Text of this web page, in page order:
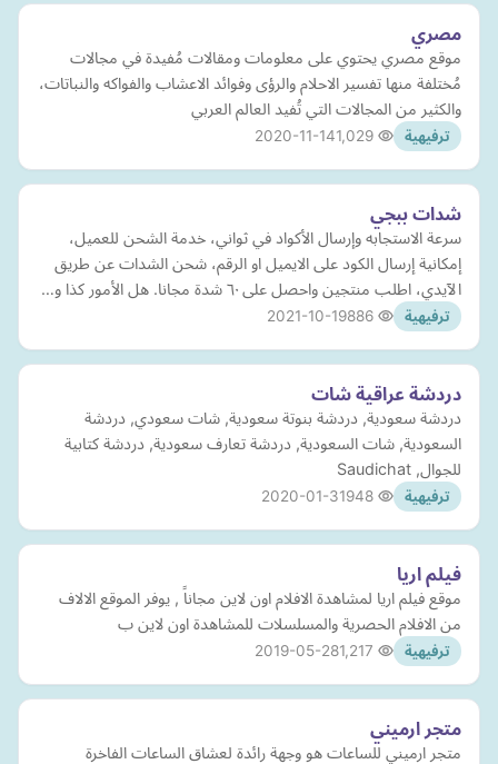
مصري
موقع مصري يحتوي على معلومات ومقالات مُفيدة في مجالات
مُختلفة منها تفسير الاحلام والرؤى وفوائد الاعشاب والفواكه والنباتات،
والكثير من المجالات التي تُفيد العالم العربي
ترفيهية 2020-11-14
شدات ببجي
سرعة الاستجابه وإرسال الأكواد في ثواني، خدمة الشحن للعميل،
إمكانية إرسال الكود على الايميل او الرقم، شحن الشدات عن طريق
الآيدي، اطلب منتجين واحصل على ٦٠ شدة مجانا. هل الأمور كذا و…
ترفيهية 2021-10-19
دردشة عراقية شات
دردشة سعودية, دردشة بنوتة سعودية, شات سعودي, دردشة
السعودية, شات السعودية, دردشة تعارف سعودية, دردشة كتابية
للجوال, Saudichat
ترفيهية 2020-01-31
فيلم اريا
موقع فيلم اريا لمشاهدة الافلام اون لاين مجاناً , يوفر الموقع الالاف
من الافلام الحصرية والمسلسلات للمشاهدة اون لاين ب
ترفيهية 2019-05-28
متجر ارميني
متجر ارميني للساعات هو وجهة رائدة لعشاق الساعات الفاخرة